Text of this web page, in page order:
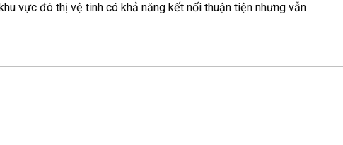
vực đô thị vệ tinh có khả năng kết nối thuận tiện nhưng vẫn